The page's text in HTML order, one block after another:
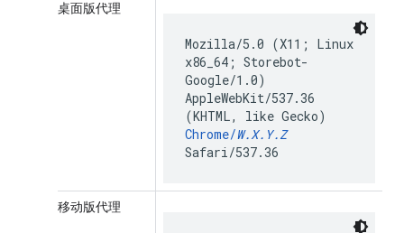
桌面版代理
Mozilla/5.0 (X11; Linux
x86_64; Storebot-
Google/1.0)
AppleWebKit/537.36
(KHTML, like Gecko)
Chrome/W.X.Y.Z
Safari/537.36
移动版代理